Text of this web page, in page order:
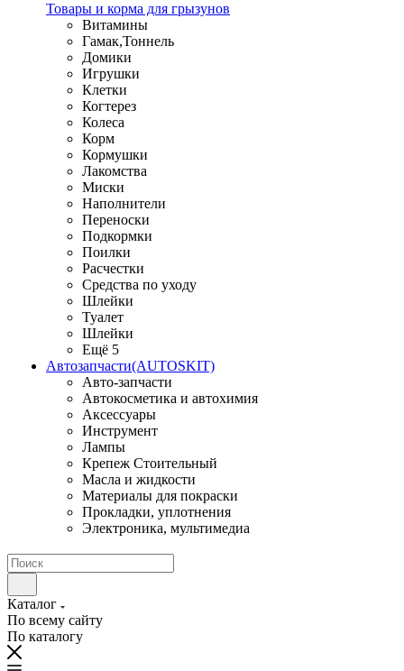
Товары и корма для грызунов
Витамины
Гамак,Тоннель
Домики
Игрушки
Клетки
Когтерез
Колеса
Корм
Кормушки
Лакомства
Миски
Наполнители
Переноски
Подкормки
Поилки
Расчестки
Средства по уходу
Шлейки
Туалет
Шлейки
Ещё 5
Автозапчасти(AUTOSKIT)
Авто-запчасти
Автокосметика и автохимия
Аксессуары
Инструмент
Лампы
Крепеж Стоительный
Масла и жидкости
Материалы для покраски
Прокладки, уплотнения
Электроника, мультимедиа
Каталог
По всему сайту
По каталогу